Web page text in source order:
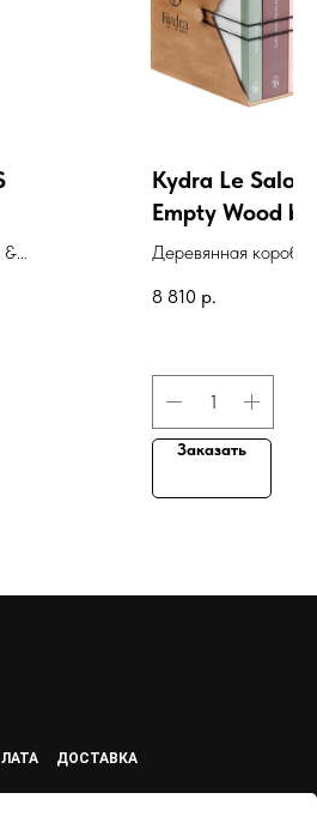
&
Kydra Le Salon
Empty Wood
for Colorcharts
Деревянная коробка
цветов
8 810 р.
Заказать
ДОСТАВКА